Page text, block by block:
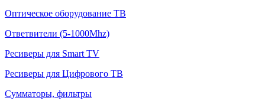
Оптическое оборудование ТВ
Ответвители (5-1000Mhz)
Ресиверы для Smart TV
Ресиверы для Цифрового ТВ
Сумматоры, фильтры